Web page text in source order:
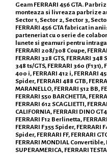
Geam FERRARI 456 GTA.
monteaza si livreaza parbrize
Sector 1, Sector 2, Sector 3,
FERRARI 456 GTA fabricat in
parteneriat cu o serie de
lunete si geamuri pentru
FERRARI 208/308 Coupe,
FERRARI 328 GTS, FERRARI
348 ts/GTS, FERRARI 360 (F131),
400 i, FERRARI 412 i, FERRARI
Spider, FERRARI 488 GTB,
MARANELLO, FERRARI 512 BB,
FERRARI 550 BARCHETTA,
FERRARI 612 SCAGLIETTI,
CALIFORNIA, FERRARI DINO
FERRARI F12 Berlinetta,
FERRARI F355 Spider, FERRARI
Spider, FERRARI FF, FERRARI
FERRARI MONDIAL Convertible,
SUPERAMERICA, FERRARI